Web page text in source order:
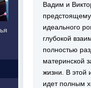
Вадим и
идеального
глубокой
полностью
материнской
жизни. В этой
идет полным